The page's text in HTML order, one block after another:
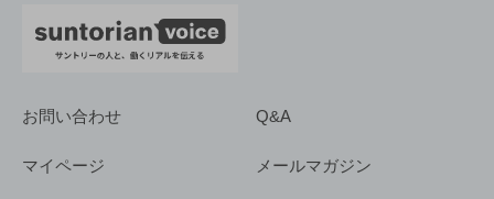
お問い合わせ Q&A
マイページ メールマガジン